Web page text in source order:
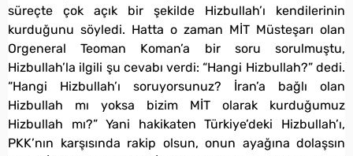
süreçte çok açık bir şekilde Hizbullah’ı kendilerinin
kurduğunu söyledi. Hatta o zaman MİT Müsteşarı olan
Orgeneral Teoman Koman’a bir soru sorulmuştu,
Hizbullah’la ilgili şu cevabı verdi: “Hangi Hizbullah?” dedi.
“Hangi Hizbullah’ı soruyorsunuz? İran’a bağlı olan
Hizbullah mı yoksa bizim MİT olarak kurduğumuz
Hizbullah mı?” Yani hakikaten Türkiye’deki Hizbullah’ı,
PKK’nın karşısında rakip olsun, onun ayağına dolaşsın